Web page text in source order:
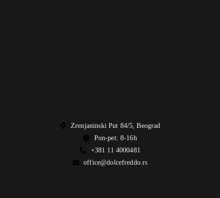
Zrenjaninski Put 84/5, Beograd
Pon-pet: 8-16h
+381 11 4000481
office@dolcefreddo.rs